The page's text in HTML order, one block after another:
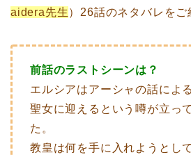
aidera先生）26話のネタバレをご
前話のラストシーンは？
エルシアはアーシャの話によ
聖女に迎えるという噂が立っ
た。
教皇は何を手に入れようとし